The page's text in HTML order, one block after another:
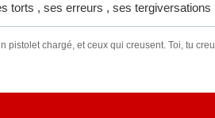
torts , ses erreurs , ses tergiversations
chargé, et ceux qui creusent. Toi, tu